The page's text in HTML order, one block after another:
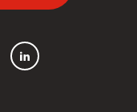
LinkedIn